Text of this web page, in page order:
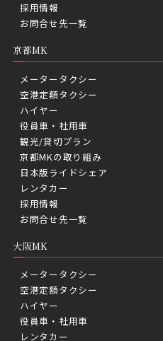
採用情報
お問合せ先一覧
京都MK
メータータクシー
空港定額タクシー
ハイヤー
役員車・社用車
観光/貸切プラン
京都MKの取り組み
日本版ライドシェア
レンタカー
採用情報
お問合せ先一覧
大阪MK
メータータクシー
空港定額タクシー
ハイヤー
役員車・社用車
レンタカー